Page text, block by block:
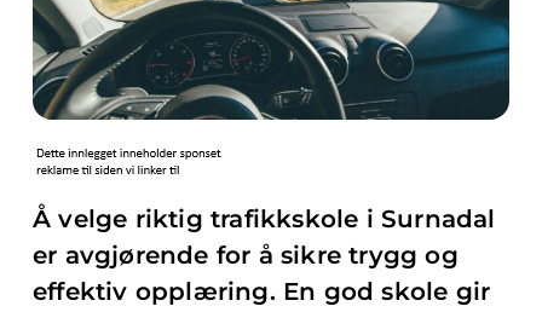
Å velge riktig trafikkskole i Surnadal
er avgjørende for å sikre trygg og
effektiv opplæring. En god skole gir